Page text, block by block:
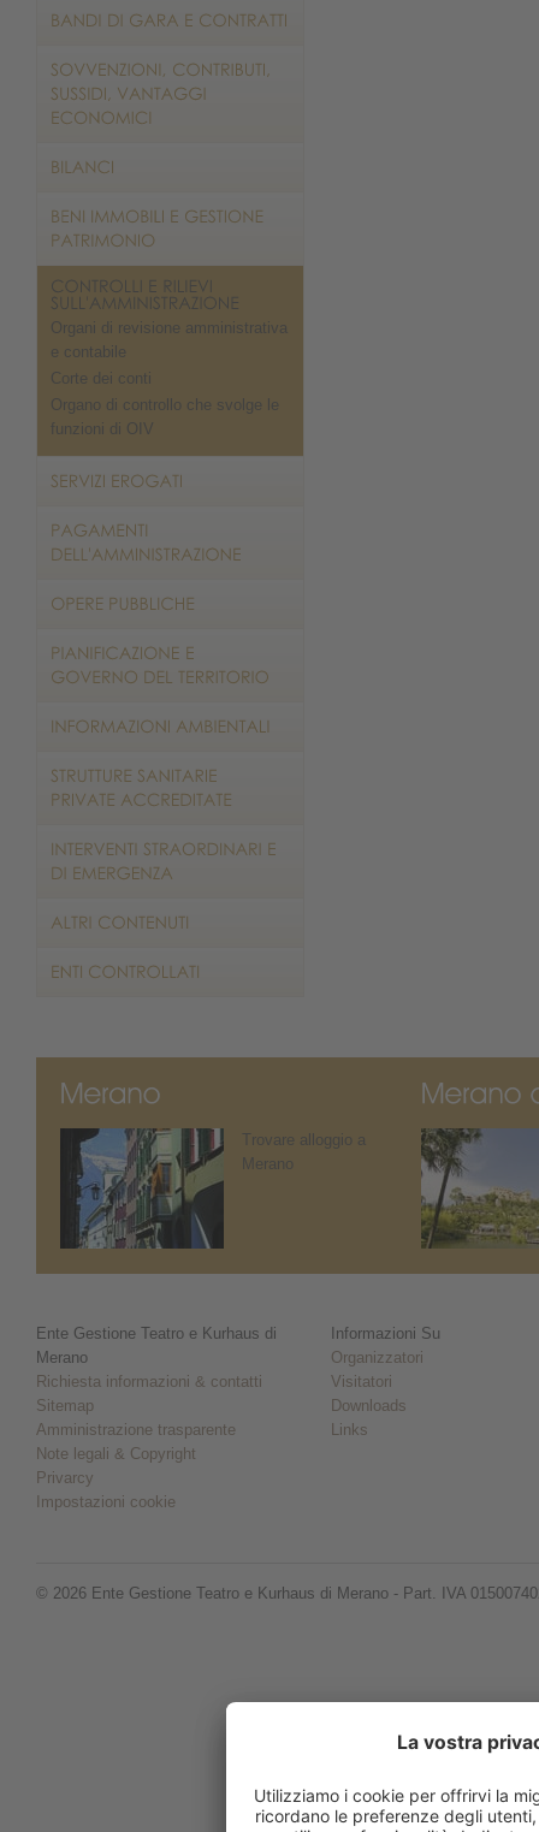
Organi di revisione amministrativa
e contabile
Corte dei conti
Organo di controllo che svolge le
funzioni di OIV
Trovare alloggio a
Merano
Ente Gestione Teatro e Kurhaus di
Merano
Richiesta informazioni & contatti
Sitemap
Amministrazione trasparente
Note legali & Copyright
Privarcy
Impostazioni cookie
Informazioni Su
Organizzatori
Visitatori
Downloads
Links
© 2026 Ente Gestione Teatro e Kurhaus di Merano - Part. IVA